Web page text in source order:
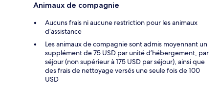
Animaux de compagnie
Aucuns frais ni aucune restriction pour les animaux
d’assistance
Les animaux de compagnie sont admis moyennant un
supplément de 75 USD par unité d’hébergement, par
séjour (non supérieur à 175 USD par séjour), ainsi que
des frais de nettoyage versés une seule fois de 100
USD